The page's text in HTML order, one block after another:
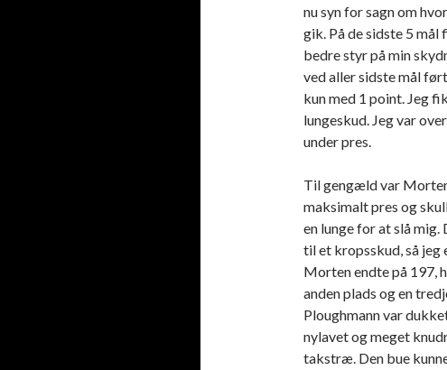
nu syn for sagn om
gik. På de sidste 5 mål
bedre styr på min
ved aller sidste mål
kun med 1 point. Jeg
lungeskud. Jeg var
under pres.
Til gengæld var
maksimalt pres og
en lunge for at slå
til et kropsskud, så jeg
Morten endte på 197,
anden plads og en
Ploughmann var
nylavet og meget
takstræ. Den bue